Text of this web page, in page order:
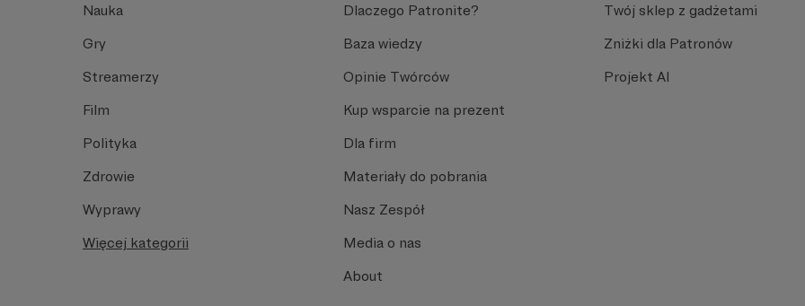
Nauka
Gry
Streamerzy
Film
Polityka
Zdrowie
Wyprawy
Więcej kategorii
Dlaczego Patronite?
Baza wiedzy
Opinie Twórców
Kup wsparcie na prezent
Dla firm
Materiały do pobrania
Nasz Zespół
Media o nas
About
Twój sklep z gadżetami
Zniżki dla Patronów
Projekt AI